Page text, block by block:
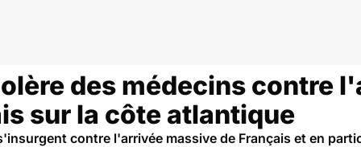
des médecins contre
sur la côte atlantique
contre l'arrivée massive de Français et en